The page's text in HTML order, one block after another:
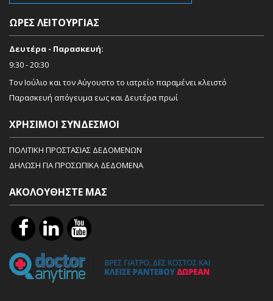
ΏΡΕΣ ΛΕΙΤΟΥΡΓΊΑΣ
Δευτέρα - Παρασκευή:
9:30 - 20:30
Τον Ιούλιο και τον Αύγουστο το ιατρείο παραμένει κλειστό
Παρασκευή απόγευμα εως και Δευτέρα πρωί
ΧΡΉΣΙΜΟΙ ΣΎΝΔΕΣΜΟΙ
ΠΟΛΙΤΙΚΗ ΠΡΟΣΤΑΣΙΑΣ ΔΕΔΟΜΕΝΩΝ
ΔΗΛΩΣΗ ΓΙΑ ΠΡΟΣΩΠΙΚΑ ΔΕΔΟΜΕΝΑ
ΑΚΟΛΟΥΘΉΣΤΕ ΜΑΣ